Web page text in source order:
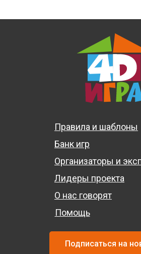
Подписаться на
Правила и шаблоны
Банк игр
Организаторы и
Лидеры проекта
О нас говорят
Помощь